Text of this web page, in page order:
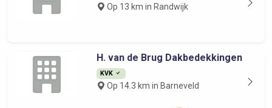
Op 13 km in Randwijk
H. van de Brug Dakbedekkingen
KVK
Op 14.3 km in Barneveld